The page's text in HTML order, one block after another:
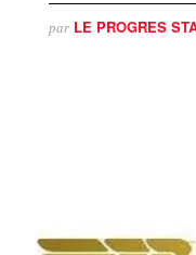
par LE PROGRES